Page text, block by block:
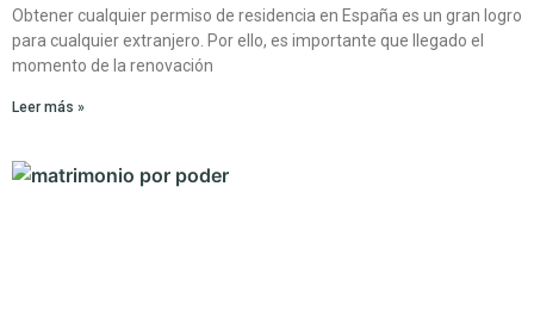
Obtener cualquier permiso de residencia en España es un gran logro
para cualquier extranjero. Por ello, es importante que llegado el
momento de la renovación
Leer más »